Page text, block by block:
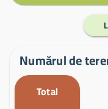
Numărul de
Total